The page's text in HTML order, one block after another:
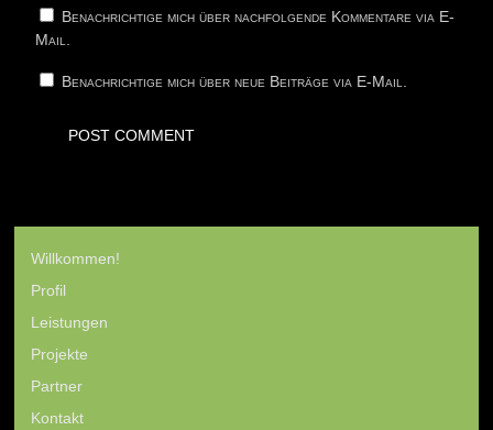
Benachrichtige mich über nachfolgende Kommentare via E-
Mail.
Benachrichtige mich über neue Beiträge via E-Mail.
Willkommen!
Profil
Leistungen
Projekte
Partner
Kontakt